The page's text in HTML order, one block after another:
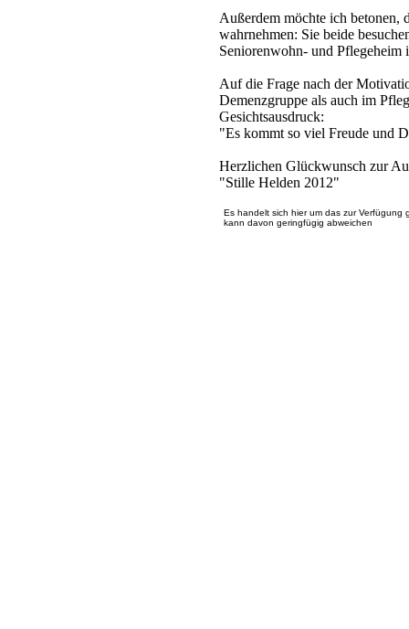
Außerdem möchte ich betonen,
wahrnehmen: Sie beide
Seniorenwohn- und Pflegeheim
Auf die Frage nach der
Demenzgruppe als auch im
Gesichtsausdruck:
"Es kommt so viel Freude und
Herzlichen Glückwunsch zur
"Stille Helden 2012"
Es handelt sich hier um das zur Verfügung
kann davon geringfügig abweichen